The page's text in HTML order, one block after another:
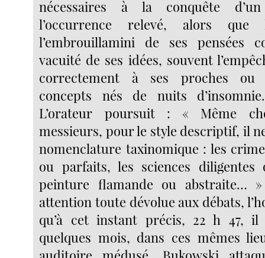
nécessaires à la conquête
l’occurrence relevé, alors que
l’embrouillamini de ses pensées
vacuité de ses idées, souvent
correctement à ses proches ou
concepts nés de nuits
L’orateur poursuit : « Même
messieurs, pour le style descriptif, il ne
nomenclature taxinomique : les
ou parfaits, les sciences diligentes
peinture flamande ou abstraite…
attention toute dévolue aux débats,
qu’à cet instant précis, 22 h 47,
quelques mois, dans ces mêmes